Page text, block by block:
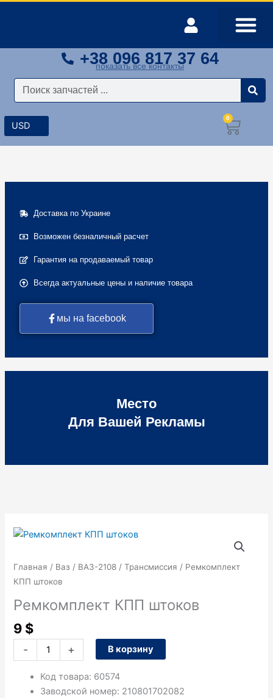
+38 096 817 37 64
показать все контакты
Поиск
0
Доставка по Украине
Возможен безналичный расчет
Гарантия на продаваемый товар
Всегда актуальные цены и наличие товара
мы на facebook
Место
Для Вашей Рекламы
Главная / Ваз / ВАЗ-2108 /Трансмиссия / Ремкомплект
КПП штоков
Ремкомплект КПП штоков
9 $
-
Количество
Ремкомплект
КПП
+ В корзину
Код товара: 60574
Заводской номер: 210801702082